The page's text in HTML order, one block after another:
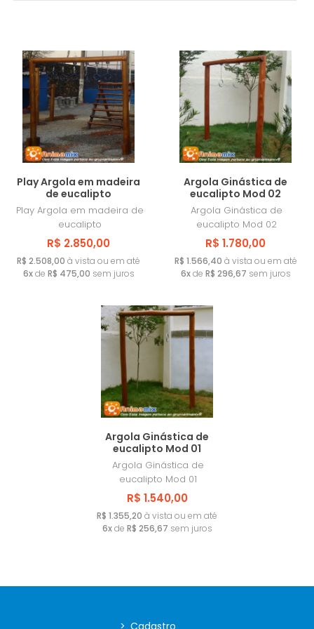
GANGORRA PARA CÃES
OBSTÁCULO DE SALTO PARA CÃES
OBSTÁCULOS EM PNEU PARA CÃES
TÚNEL ADESTRAR CACHORROS
TAMBORES TUNEL PET
LIXEIRAS PARA CÃES
MENOR PREÇO
MAIOR PREÇO
A - Z
Play Argola em madeira
de eucalipto
Play Argola em madeira de
eucalipto
R$ 2.850,00
R$ 2.508,00 à vista ou em até
6xde R$ 475,00 sem juros
Argola Ginástica de
eucalipto Mod 02
Argola Ginástica de
eucalipto Mod 02
R$ 1.780,00
R$ 1.566,40 à vista ou em até
6xde R$ 296,67 sem juros
Argola Ginástica de
eucalipto Mod 01
Argola Ginástica de
eucalipto Mod 01
R$ 1.540,00
R$ 1.355,20 à vista ou em até
6xde R$ 256,67 sem juros
> Cadastro